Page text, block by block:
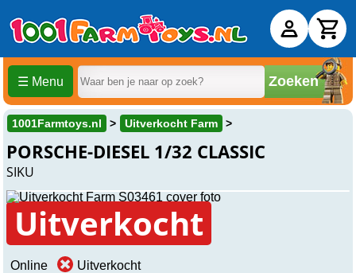
☰ Menu Zoeken
1001Farmtoys.nl Uitverkocht Farm
PORSCHE-DIESEL 1/32 CLASSIC
SIKU
Uitverkocht
Online
Uitverkocht